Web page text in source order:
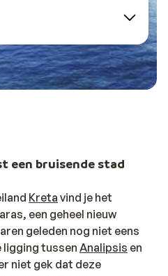
een bruisende stad
Kreta vind je het
een geheel nieuw
geleden nog niet eens
ligging tussen Analipsis en
niet gek dat deze